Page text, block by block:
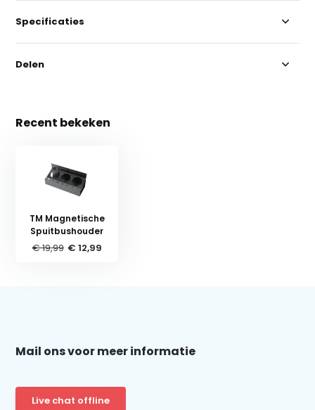
Specificaties
Delen
Recent bekeken
TM Magnetische
Spuitbushouder
€ 19,99 € 12,99
Mail ons voor meer informatie
Live chat offline